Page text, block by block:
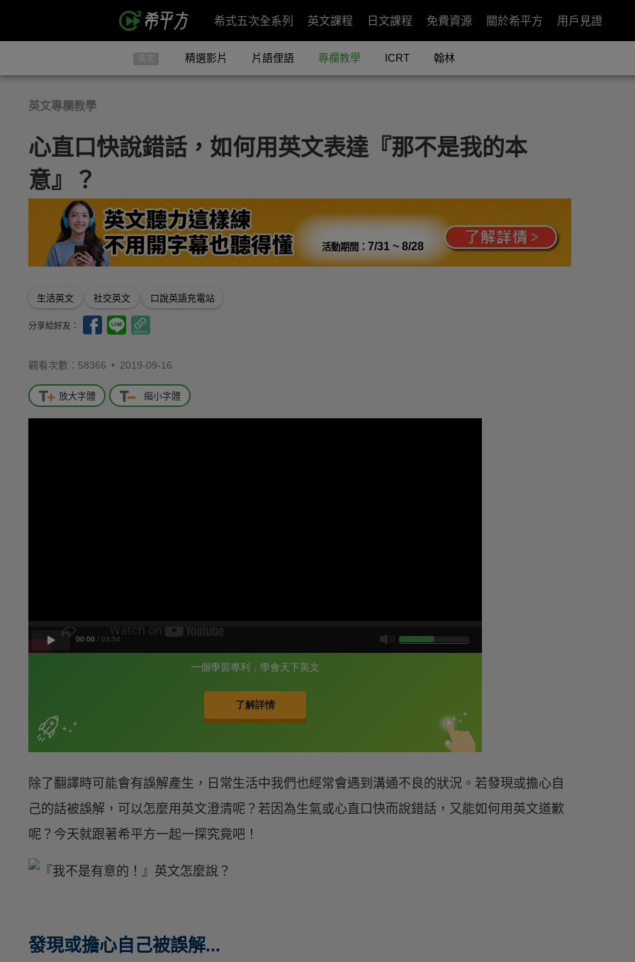
希式五次全系列 英文課程 日文課程 免費資源 關於希平方 用戶見證
英文 精選影片 片語俚語 專欄教學 ICRT 翰林
英文專欄教學
心直口快說錯話，如何用英文表達『那不是我的本
意』？
活動期間： 7/31 ~ 8/28
生活英文 社交英文 口說英語充電站
分享給好友：
觀看次數：58366 • 2019-09-16
放大字體 縮小字體
除了翻譯時可能會有誤解產生，日常生活中我們也經常會遇到溝通不良的狀況。若發現或擔心自
己的話被誤解，可以怎麼用英文澄清呢？若因為生氣或心直口快而說錯話，又能如何用英文道歉
呢？今天就跟著希平方一起一探究竟吧！
發現或擔心自己被誤解...